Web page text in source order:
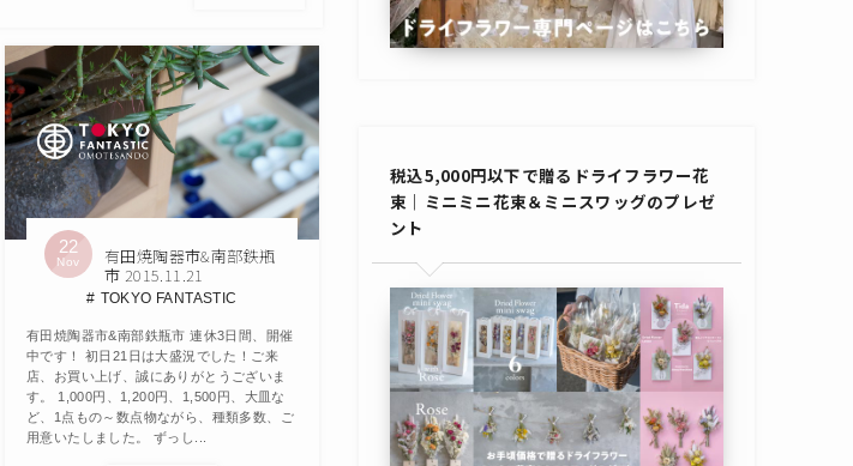
22
Nov
有田焼陶器市&南部鉄瓶
市 2015.11.21
TOKYO FANTASTIC
有田焼陶器市&南部鉄瓶市 連休3日間、開催
中です！ 初日21日は大盛況でした！ご来
店、お買い上げ、誠にありがとうございま
す。 1,000円、1,200円、1,500円、大皿な
ど、1点もの～数点物ながら、種類多数、ご
用意いたしました。 ずっし...
税込5,000円以下で贈るドライフラワー花
束｜ミニミニ花束＆ミニスワッグのプレゼ
ント